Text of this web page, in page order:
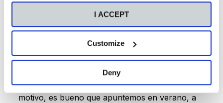
I ACCEPT
Customize
Deny
gestionándolos diligentemente, para que no
afeen nuestro jardín vital. Sin negarlos.
Porque conviene saber que es urgente
en nuestras carenciaspara sentirnos dichosos.
Como también lo es, y mucho más aún, poner
foco en nuestras virtudes y fortalezas. Por este
motivo, es bueno que apuntemos en verano, a